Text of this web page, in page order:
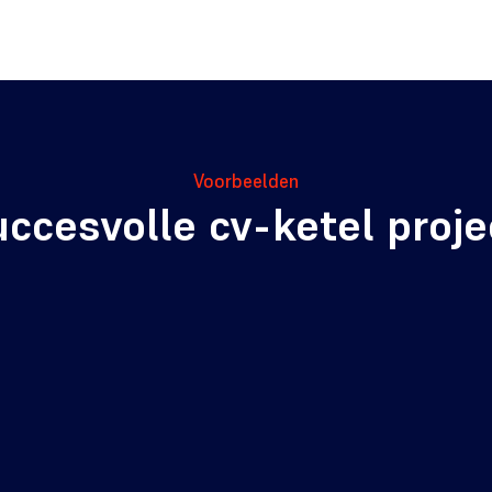
Voorbeelden
cv-ketel